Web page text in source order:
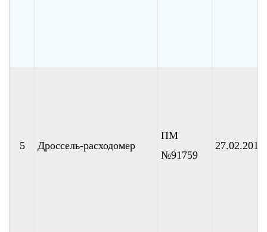
5 Дроссель-расходомер
ПМ
№91759
27.02.2010